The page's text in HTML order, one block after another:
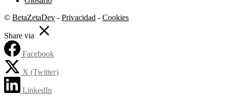
© BetaZetaDev - Privacidad - Cookies
Share via
Facebook
X (Twitter)
LinkedIn